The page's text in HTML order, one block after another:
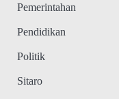
Pemerintahan
Pendidikan
Politik
Sitaro